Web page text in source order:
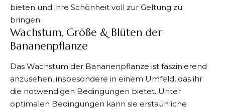
bieten und ihre Schönheit voll zur Geltung zu
bringen.
Wachstum, Größe & Blüten der
Bananenpflanze
Das Wachstum der Bananenpflanze ist faszinierend
anzusehen, insbesondere in einem Umfeld, das ihr
die notwendigen Bedingungen bietet. Unter
optimalen Bedingungen kann sie erstaunliche